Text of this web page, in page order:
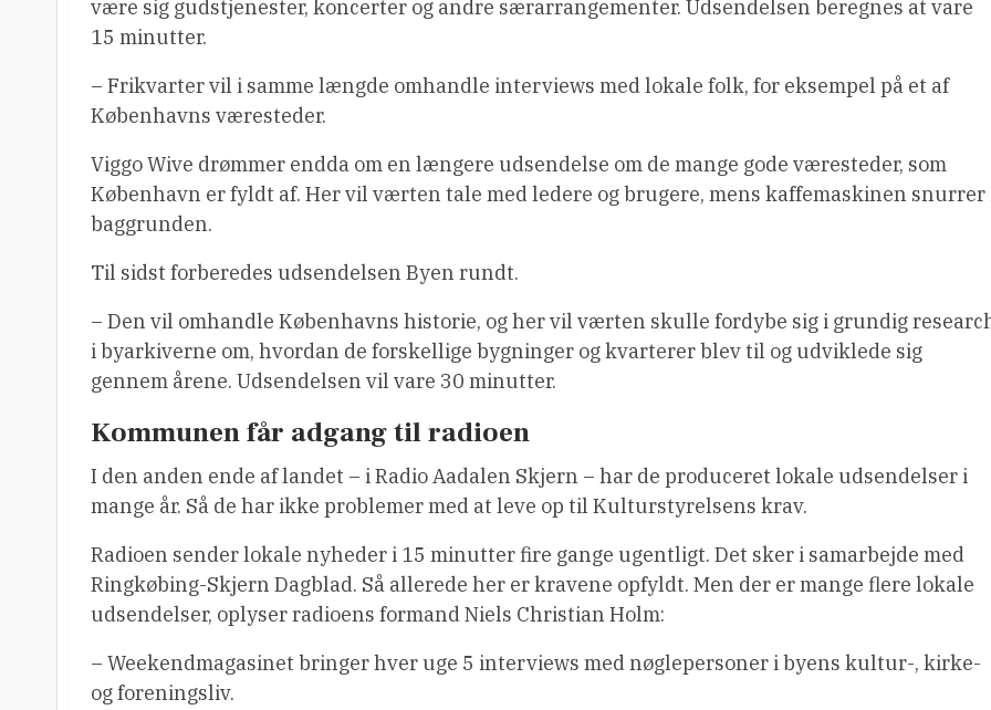
være sig gudstjenester, koncerter og andre særarrangementer. Udsendelsen beregnes at vare
15 minutter.
– Frikvarter vil i samme længde omhandle interviews med lokale folk, for eksempel på et af
Københavns væresteder.
Viggo Wive drømmer endda om en længere udsendelse om de mange gode væresteder, som
København er fyldt af. Her vil værten tale med ledere og brugere, mens kaffemaskinen snurrer
baggrunden.
Til sidst forberedes udsendelsen Byen rundt.
– Den vil omhandle Københavns historie, og her vil værten skulle fordybe sig i grundig
i byarkiverne om, hvordan de forskellige bygninger og kvarterer blev til og udviklede sig
gennem årene. Udsendelsen vil vare 30 minutter.
Kommunen får adgang til radioen
I den anden ende af landet – i Radio Aadalen Skjern – har de produceret lokale udsendelser i
mange år. Så de har ikke problemer med at leve op til Kulturstyrelsens krav.
Radioen sender lokale nyheder i 15 minutter fire gange ugentligt. Det sker i samarbejde med
Ringkøbing-Skjern Dagblad. Så allerede her er kravene opfyldt. Men der er mange flere lokale
udsendelser, oplyser radioens formand Niels Christian Holm:
– Weekendmagasinet bringer hver uge 5 interviews med nøglepersoner i byens kultur-, kirke-
og foreningsliv.